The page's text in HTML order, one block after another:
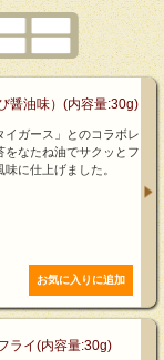
醤油味）(内容量:30g)
ガース」とのコラボレ
をなたね油でサクッとフ
に仕上げました。
ライ(内容量:30g)